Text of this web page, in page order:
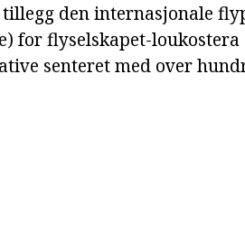
den internasjonale
for flyselskapet-
senteret med over